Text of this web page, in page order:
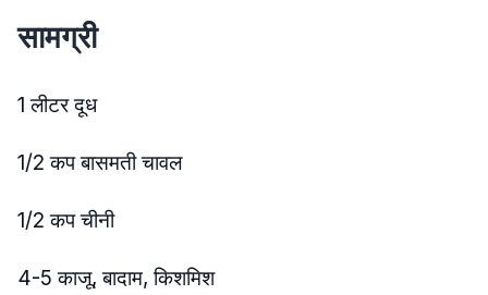
सामग्री
1 लीटर दूध
1/2 कप बासमती चावल
1/2 कप चीनी
4-5 काजू, बादाम, किशमिश